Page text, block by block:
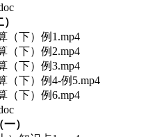
（下）例1.mp4
（下）例2.mp4
（下）例3.mp4
下）例4-例5.mp4
（下）例6.mp4
）